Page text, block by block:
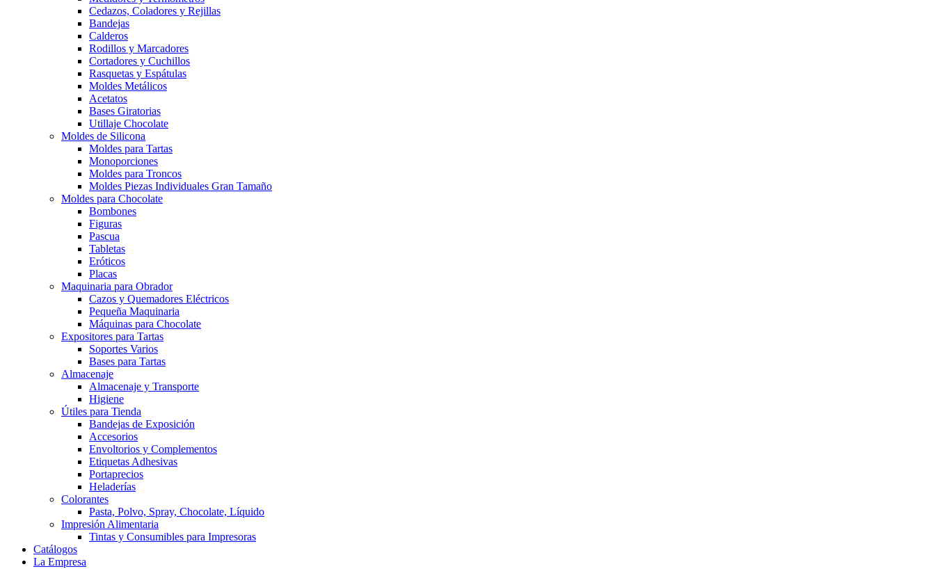
Cedazos, Coladores y Rejillas
Bandejas
Calderos
Rodillos y Marcadores
Cortadores y Cuchillos
Rasquetas y Espátulas
Moldes Metálicos
Acetatos
Bases Giratorias
Utillaje Chocolate
Moldes de Silicona
Moldes para Tartas
Monoporciones
Moldes para Troncos
Moldes Piezas Individuales Gran Tamaño
Moldes para Chocolate
Bombones
Figuras
Pascua
Tabletas
Eróticos
Placas
Maquinaria para Obrador
Cazos y Quemadores Eléctricos
Pequeña Maquinaria
Máquinas para Chocolate
Expositores para Tartas
Soportes Varios
Bases para Tartas
Almacenaje
Almacenaje y Transporte
Higiene
Útiles para Tienda
Bandejas de Exposición
Accesorios
Envoltorios y Complementos
Etiquetas Adhesivas
Portaprecios
Heladerías
Colorantes
Pasta, Polvo, Spray, Chocolate, Líquido
Impresión Alimentaria
Tintas y Consumibles para Impresoras
Catálogos
La Empresa